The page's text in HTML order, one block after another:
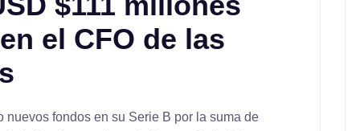
el CFO de las
fondos en su Serie B por la suma de